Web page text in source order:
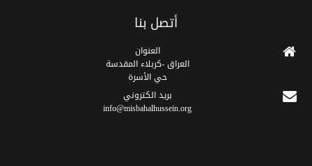
أتصل بنا
العنوان
العراق -كربلاء المقدسة
حي الأسرة
برید الکتروني
info@misbahalhussein.org